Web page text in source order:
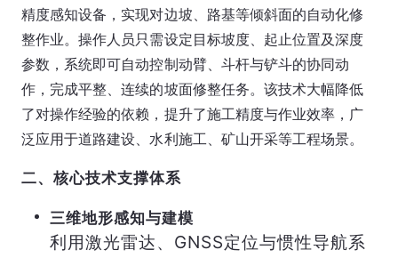
精度感知设备，实现对边坡、路基等倾斜面的自动化修
整作业。操作人员只需设定目标坡度、起止位置及深度
参数，系统即可自动控制动臂、斗杆与铲斗的协同动
作，完成平整、连续的坡面修整任务。该技术大幅降低
了对操作经验的依赖，提升了施工精度与作业效率，广
泛应用于道路建设、水利施工、矿山开采等工程场景。
二、核心技术支撑体系
三维地形感知与建模
利用激光雷达、GNSS定位与惯性导航系